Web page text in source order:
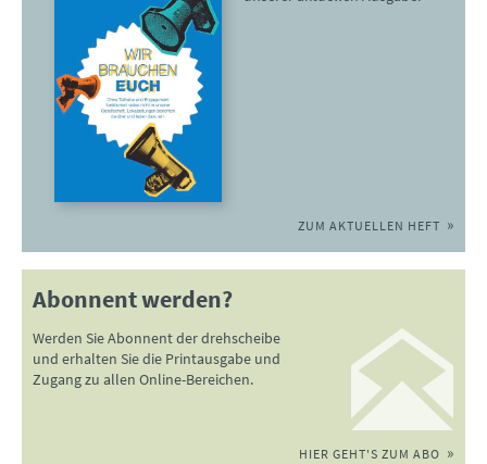
ZUM AKTUELLEN HEFT
Abonnent werden?
Werden Sie Abonnent der drehscheibe
und erhalten Sie die Printausgabe und
Zugang zu allen Online-Bereichen.
HIER GEHT'S ZUM ABO